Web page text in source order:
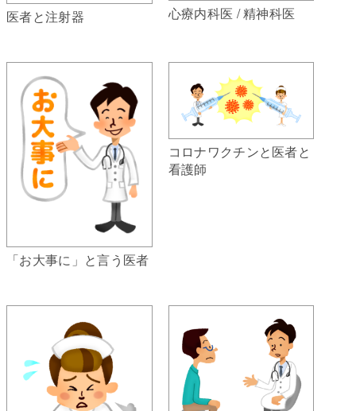
医者と注射器 心療内科医 / 精神科医
「お大事に」と言う医者
コロナワクチンと医者と
看護師